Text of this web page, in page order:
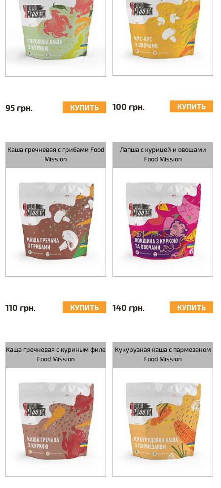
95 грн. КУПИТЬ 100 грн. КУПИТЬ
Каша гречневая с грибами Food
Mission
110 грн. КУПИТЬ
Лапша с курицей и овощами
Food Mission
140 грн. КУПИТЬ
Каша гречневая с куриным филе
Food Mission
Кукурузная каша с пармезаном
Food Mission